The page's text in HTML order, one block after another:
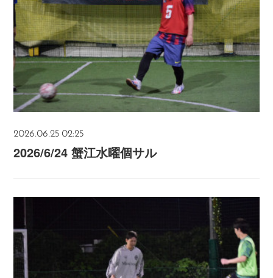
2026.06.25 02:25
2026/6/24 蟹江水曜個サル